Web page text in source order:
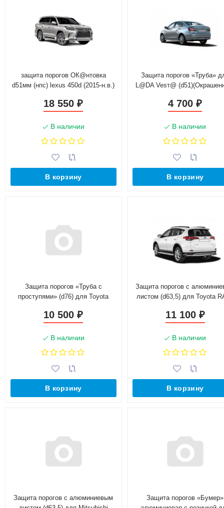
защита порогов ОК@нтовка
d51мм (нпс) lexus 450d (2015-н.в.)
18 550₽
В наличии
В корзину
Защита порогов «Труба»
L@DA Vesт@
4 700₽
В наличии
В корзину
Защита порогов «Труба с
проступями» (d76) для Toyota
(Окрашенное)
10 500₽
В наличии
В корзину
Защита порогов с
листом (d63,5) для Toyota
(Окрашенное)
11 100 ₽
В наличии
В корзину
Защита порогов с алюминиевым
Защита порогов «Бумер»